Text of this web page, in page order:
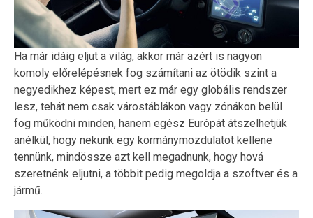
Ha már idáig eljut a világ, akkor már azért is nagyon
komoly előrelépésnek fog számítani az ötödik szint a
negyedikhez képest, mert ez már egy globális rendszer
lesz, tehát nem csak várostáblákon vagy zónákon belül
fog működni minden, hanem egész Európát átszelhetjük
anélkül, hogy nekünk egy kormánymozdulatot kellene
tennünk, mindössze azt kell megadnunk, hogy hová
szeretnénk eljutni, a többit pedig megoldja a szoftver és a
jármű.